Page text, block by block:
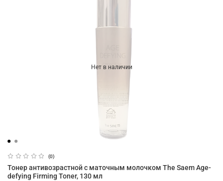
Нет в наличии
(0)
Тонер антивозрастной с маточным молочком The Saem Age-
defying Firming Toner, 130 мл